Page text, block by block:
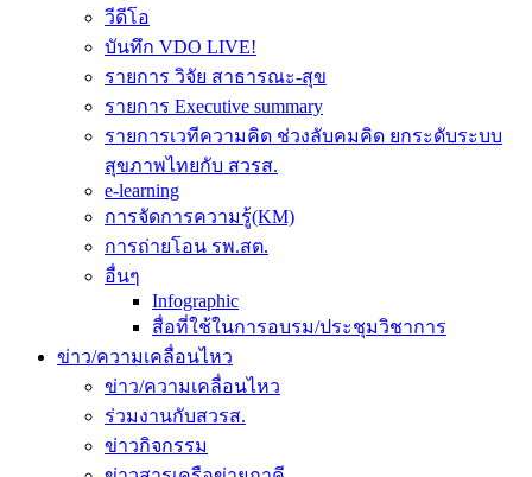
วีดีโอ
บันทึก VDO LIVE!
รายการ วิจัย สาธารณะ-สุข
รายการ Executive summary
รายการเวทีความคิด ช่วงลับคมคิด ยกระดับระบบ
สุขภาพไทยกับ สวรส.
e-learning
การจัดการความรู้(KM)
การถ่ายโอน รพ.สต.
อื่นๆ
Infographic
สื่อที่ใช้ในการอบรม/ประชุมวิชาการ
ข่าว/ความเคลื่อนไหว
ข่าว/ความเคลื่อนไหว
ร่วมงานกับสวรส.
ข่าวกิจกรรม